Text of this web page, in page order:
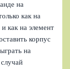
на
как на
как на элемент
корпус
на